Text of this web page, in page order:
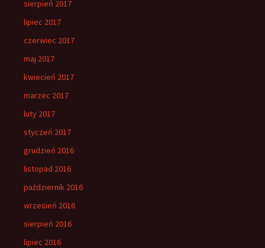
sierpień 2017
lipiec 2017
czerwiec 2017
maj 2017
kwiecień 2017
marzec 2017
luty 2017
styczeń 2017
grudzień 2016
listopad 2016
październik 2016
wrzesień 2016
sierpień 2016
lipiec 2016